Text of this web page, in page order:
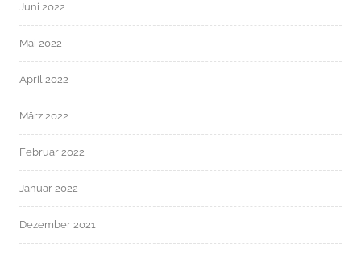
Juni 2022
Mai 2022
April 2022
März 2022
Februar 2022
Januar 2022
Dezember 2021